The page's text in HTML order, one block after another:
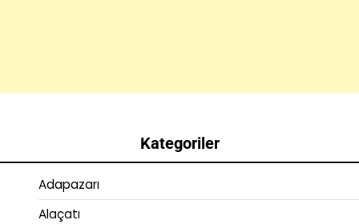
Kategoriler
Adapazarı
Alaçatı